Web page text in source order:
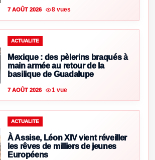
7 AOÛT 2026 8 vues
ACTUALITE
Mexique : des pèlerins braqués à
main armée au retour de la
basilique de Guadalupe
7 AOÛT 2026 1 vue
ACTUALITE
À Assise, Léon XIV vient réveiller
les rêves de milliers de jeunes
Européens